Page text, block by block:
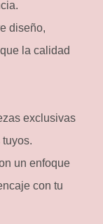
diseño,
la calidad
exclusivas
un enfoque
con tu